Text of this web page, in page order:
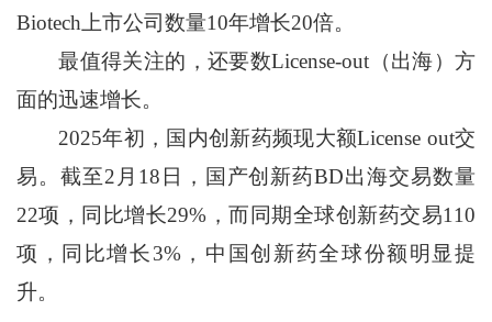
Biotech上市公司数量10年增长20倍。
最值得关注的，还要数License-out（出海）方
面的迅速增长。
2025年初，国内创新药频现大额License out交
易。截至2月18日，国产创新药BD出海交易数量
22项，同比增长29%，而同期全球创新药交易110
项，同比增长3%，中国创新药全球份额明显提
升。